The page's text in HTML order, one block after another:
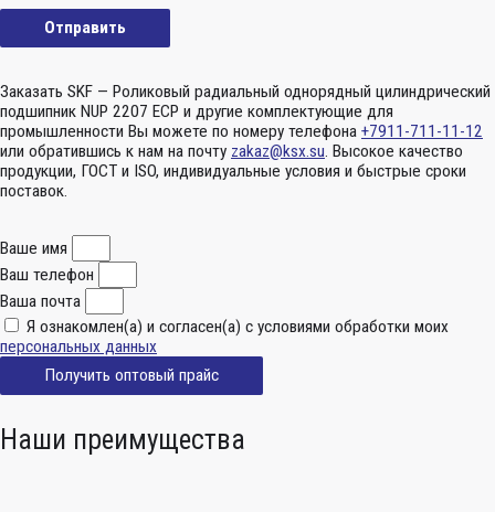
Заказать SKF — Роликовый радиальный однорядный цилиндрический
подшипник NUP 2207 ECP и другие комплектующие для
промышленности Вы можете по номеру телефона +7911-711-11-12
или обратившись к нам на почту zakaz@ksx.su. Высокое качество
продукции, ГОСТ и ISO, индивидуальные условия и быстрые сроки
поставок.
Ваше имя
Ваш телефон
Ваша почта
Я ознакомлен(а) и согласен(а) с условиями обработки моих
персональных данных
Получить оптовый прайс
Наши преимущества